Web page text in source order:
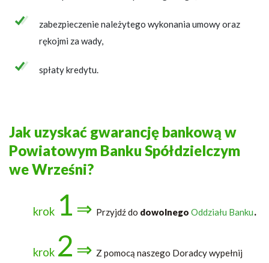
zabezpieczenie należytego wykonania umowy oraz
rękojmi za wady,
spłaty kredytu.
Jak uzyskać gwarancję bankową w
Powiatowym Banku Spółdzielczym
we Wrześni?
krok 1 ⇒ Przyjdź do dowolnegoOddziału Banku.
krok 2 ⇒ Z pomocą naszego Doradcy wypełnij